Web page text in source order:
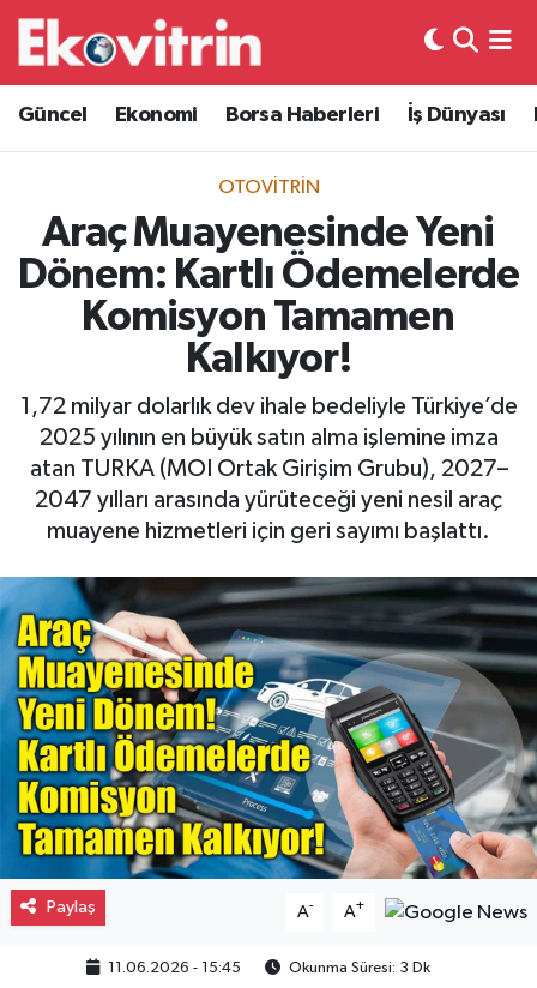
Güncel Ekonomi Borsa Haberleri İş Dünyası
OTOVITRIN
Araç Muayenesinde Yeni
Dönem: Kartlı Ödemelerde
Komisyon Tamamen
Kalkıyor!
1,72 milyar dolarlık dev ihale bedeliyle Türkiye’de
2025 yılının en büyük satın alma işlemine imza
atan TURKA (MOI Ortak Girişim Grubu), 2027–
2047 yılları arasında yürüteceği yeni nesil araç
muayene hizmetleri için geri sayımı başlattı.
Paylaş A- A+
11.06.2026 - 15:45 Okunma Süresi: 3 Dk
Güncel
Ekonomi
Borsa Haberleri
İş Dünyası
Lojistik
Otovitrin
Asayiş
Magazin
Gayrimenkul
Spor
Eğitim
Hava Durumu
Trafik Durumu
Süper Lig Puan Durumu ve Fikstür
Tüm Manşetler
Son Dakika Haberleri
Haber Arşivi